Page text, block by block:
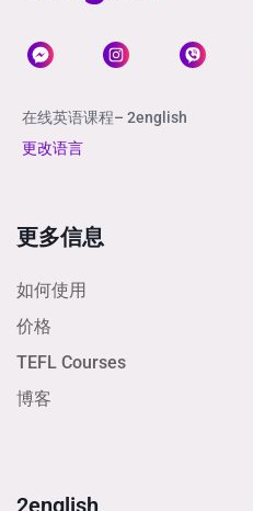
在线英语课程– 2english
更改语言
更多信息
如何使用
价格
TEFL Courses
博客
2english